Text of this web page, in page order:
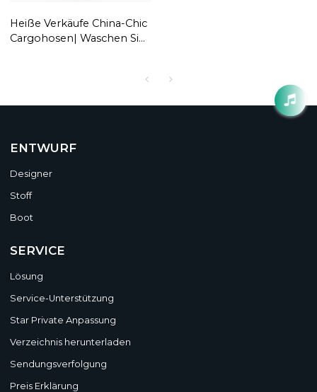
Heiße Verkäufe China-Chic
Cargohosen| Waschen Sie
ENTWURF
Designer
Stoff
Boot
SERVICE
Lösung
Service-Unterstützung
Star Private Anpassung
Verzeichnis herunterladen
Sendungsverfolgung
Preis Erklärung